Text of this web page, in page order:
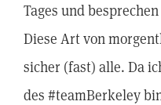
Tages und
Diese Art von
sicher (fast) alle. Da
des #teamBerkeley